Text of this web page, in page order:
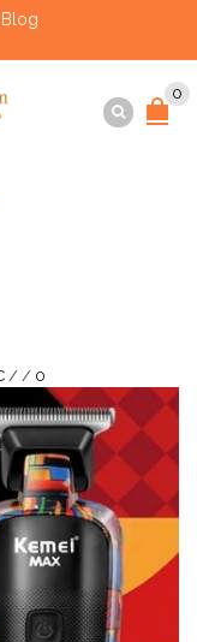
Blog
0
/ / 0